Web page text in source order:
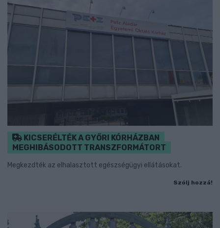
KICSERÉLTÉK A GYŐRI KÓRHÁZBAN
MEGHIBÁSODOTT TRANSZFORMÁTORT
Megkezdték az elhalasztott egészségügyi ellátásokat.
Szólj hozzá!